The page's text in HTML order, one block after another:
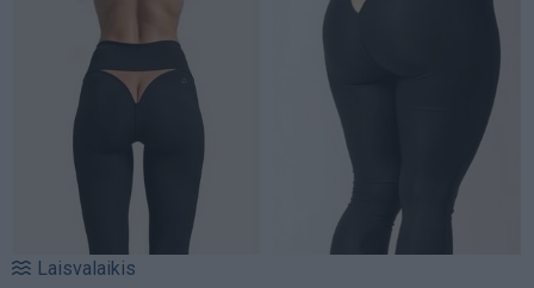
Laisvalaikis